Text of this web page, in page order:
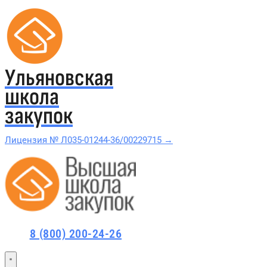
Ульяновская
школа
закупок
Лицензия № Л035-01244-36/00229715 →
Проверить в реестре Рособрнадзора →
Курсы по 44-ФЗ
Курсы по 223-ФЗ
8 (800) 200-24-26